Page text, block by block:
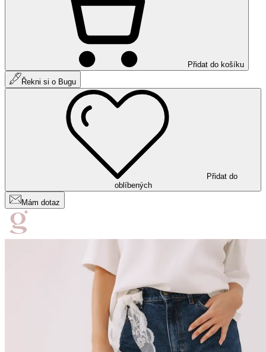
Přidat do košíku
Řekni si o Bugu
Přidat do
oblíbených
Mám dotaz